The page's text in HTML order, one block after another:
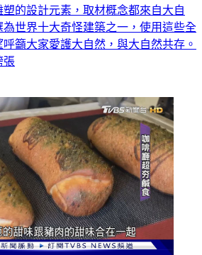
的設計元素，取材概念都來自大自
為世界十大奇怪建築之一，使用這些全
籲大家愛護大自然，與大自然共存。
張